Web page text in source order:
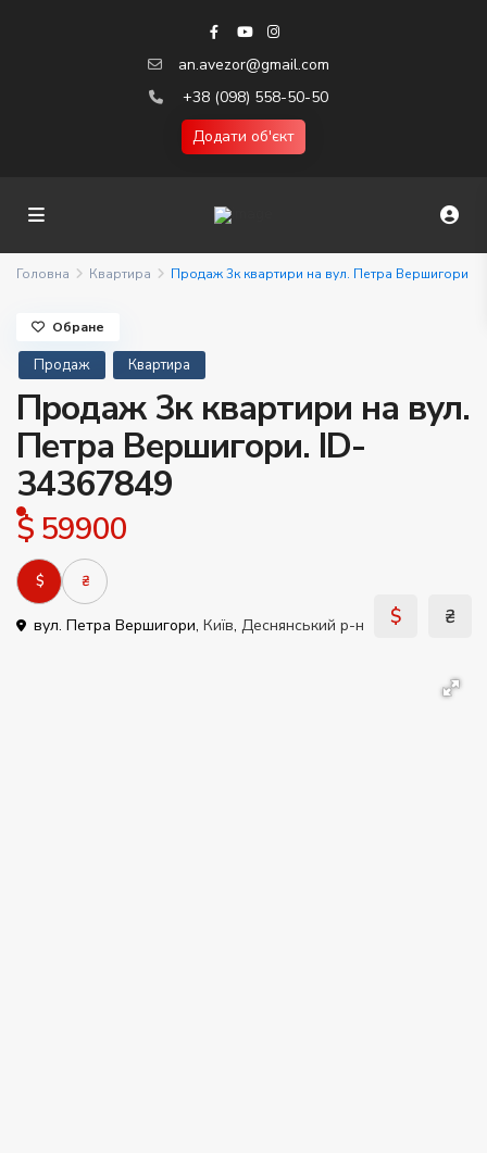
an.avezor@gmail.com
+38 (098) 558-50-50
Додати об'єкт
Головна Квартира Продаж 3к квартири на вул. Петра Вершигори
Продаж Квартира
Продаж 3к квартири на вул.
Петра Вершигори. ID-
34367849
$ 59900
$ ₴
вул. Петра Вершигори, Київ, Деснянський р-н
Обране
$ ₴